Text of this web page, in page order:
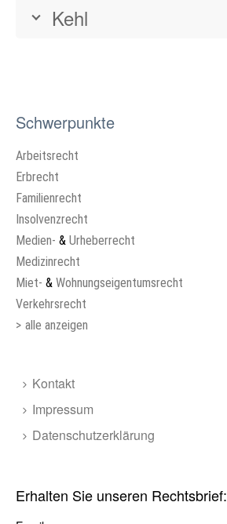
Kehl
Schwerpunkte
Arbeitsrecht
Erbrecht
Familienrecht
Insolvenzrecht
Medien- & Urheberrecht
Medizinrecht
Miet- & Wohnungseigentumsrecht
Verkehrsrecht
> alle anzeigen
Kontakt
Impressum
Datenschutzerklärung
Erhalten Sie unseren Rechtsbrief: